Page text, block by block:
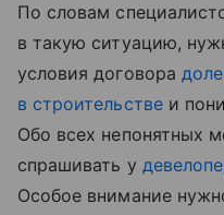
По словам
в такую ситуацию,
условия договора
в строительствеи
Обо всех непонятных
спрашивать у
Особое внимание